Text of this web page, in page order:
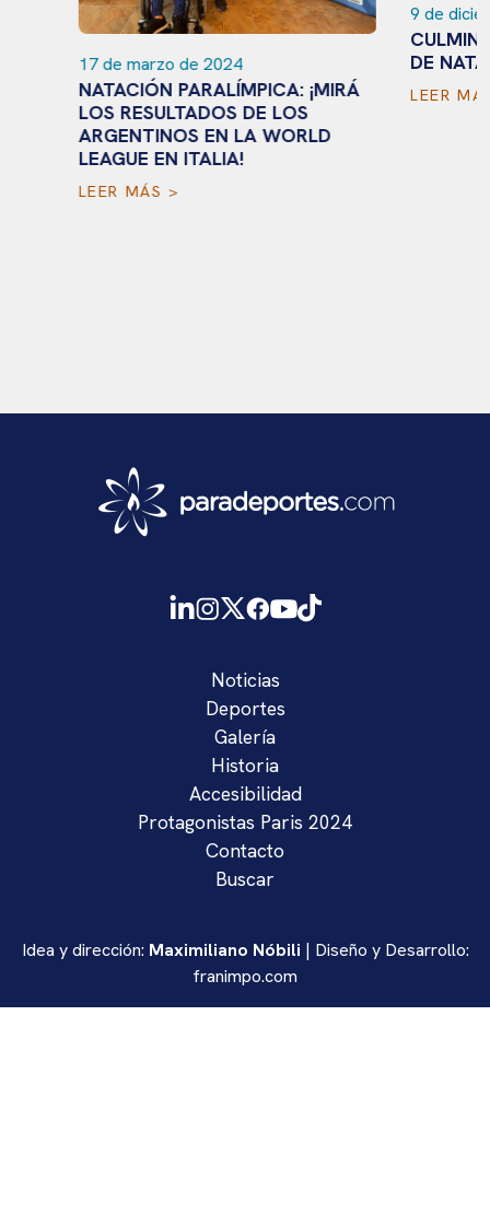
17 de marzo de 2024
NATACIÓN PARALÍMPICA: ¡MIRÁ
LOS RESULTADOS DE LOS
ARGENTINOS EN LA WORLD
LEAGUE EN ITALIA!
LEER MÁS >
9 de diciembre de
CULMINÓ LA
DE NATACION
LEER MÁS >
Noticias
Deportes
Galería
Historia
Accesibilidad
Protagonistas Paris 2024
Contacto
Buscar
Idea y dirección: Maximiliano Nóbili | Diseño y Desarrollo:
franimpo.com